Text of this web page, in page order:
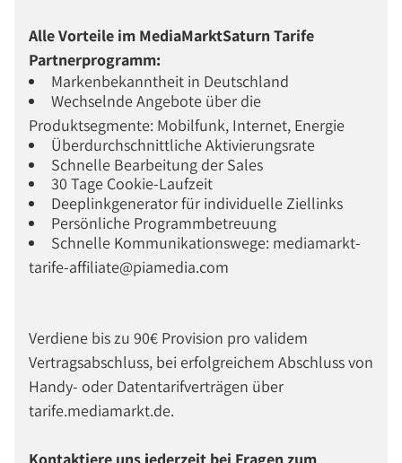
Alle Vorteile im MediaMarktSaturn Tarife
Partnerprogramm:
Markenbekanntheit in Deutschland
Wechselnde Angebote über die
Produktsegmente: Mobilfunk, Internet, Energie
Überdurchschnittliche Aktivierungsrate
Schnelle Bearbeitung der Sales
30 Tage Cookie-Laufzeit
Deeplinkgenerator für individuelle Ziellinks
Persönliche Programmbetreuung
Schnelle Kommunikationswege: mediamarkt-
tarife-affiliate@piamedia.com
Verdiene bis zu 90€ Provision pro validem
Vertragsabschluss, bei erfolgreichem Abschluss von
Handy- oder Datentarifverträgen über
tarife.mediamarkt.de.
Kontaktiere uns jederzeit bei Fragen zum